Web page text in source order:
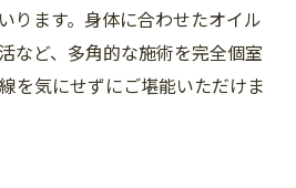
ります。身体に合わせたオイル
など、多角的な施術を完全個室
を気にせずにご堪能いただけま